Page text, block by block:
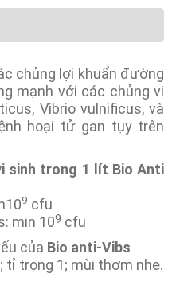
chủng lợi khuẩn đường
mạnh với các chủng vi
Vibrio vulnificus, và
hoại tử gan tụy trên
sinh trong 1 lít Bio Anti
9 cfu
min 109 cfu
của Bio anti-Vibs
tỉ trọng 1; mùi thơm nhẹ.